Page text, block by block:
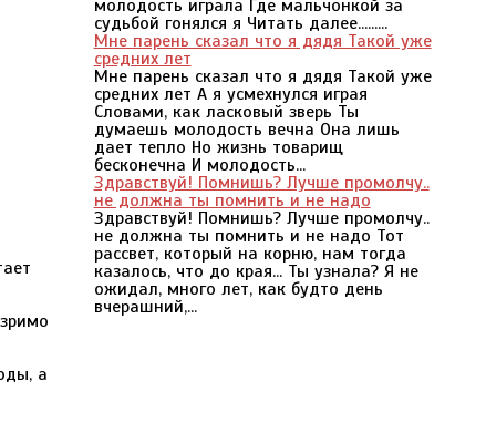
а
молодость играла Где мальчонкой за
судьбой гонялся я Читать далее.........
Мне парень сказал что я дядя Такой уже
средних лет
Мне парень сказал что я дядя Такой уже
средних лет А я усмехнулся играя
Словами, как ласковый зверь Ты
думаешь молодость вечна Она лишь
дает тепло Но жизнь товарищ
бесконечна И молодость...
Здравствуй! Помнишь? Лучше промолчу..
не должна ты помнить и не надо
Здравствуй! Помнишь? Лучше промолчу..
не должна ты помнить и не надо Тот
рассвет, который на корню, нам тогда
казалось, что до края... Ты узнала? Я не
ожидал, много лет, как будто день
вчерашний,...